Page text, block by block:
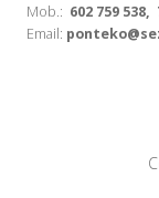
Mob.: 602 759 538,
Email: